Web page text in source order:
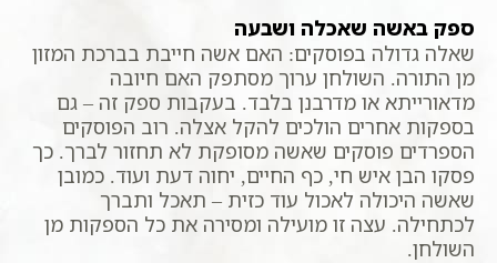
ספק באשה שאכלה ושבעה
שאלה גדולה בפוסקים: האם אשה חייבת בברכת המזון
מן התורה. השולחן ערוך מסתפק האם חיובה
מדאורייתא או מדרבנן בלבד. בעקבות ספק זה – גם
בספקות אחרים הולכים להקל אצלה. רוב הפוסקים
הספרדים פוסקים שאשה מסופקת לא תחזור לברך. כך
פסקו הבן איש חי, כף החיים, יחוה דעת ועוד. כמובן
שאשה היכולה לאכול עוד כזית – תאכל ותברך
לכתחילה. עצה זו מועילה ומסירה את כל הספקות מן
השולחן.